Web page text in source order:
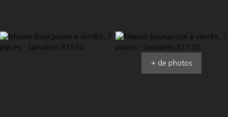
+ de photos